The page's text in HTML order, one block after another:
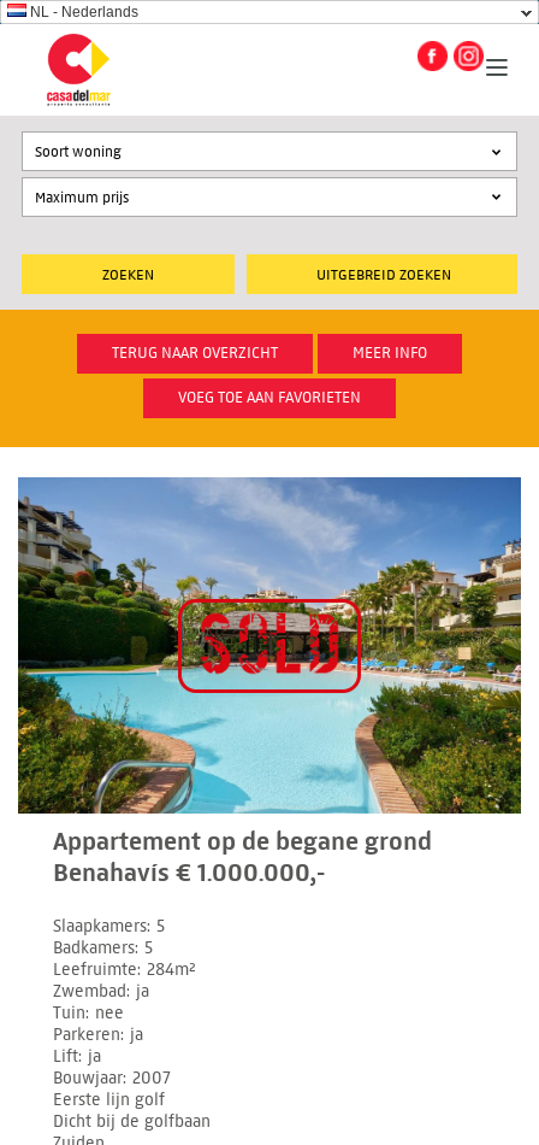
NL - Nederlands
UITGEBREID ZOEKEN
Soort woning
TERUG NAAR OVERZICHT MEER INFO
VOEG TOE AAN FAVORIETEN
Appartement op de begane grond
Benahavís € 1.000.000,-
Slaapkamers 5
Badkamers 5
Leefruimte 284m²
Zwembad ja
Tuin nee
Parkeren ja
Lift ja
Bouwjaar 2007
Eerste lijn golf
Dicht bij de golfbaan